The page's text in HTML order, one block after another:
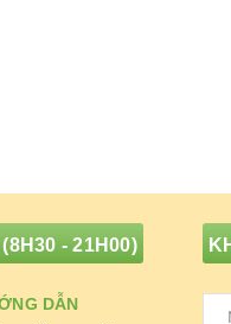
(8H30 - 21H00)
DẪN